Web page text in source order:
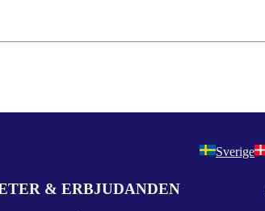
Sverige
& ERBJUDANDEN